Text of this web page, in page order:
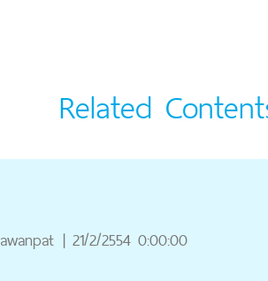
Related
| 21/2/2554 0:00:00